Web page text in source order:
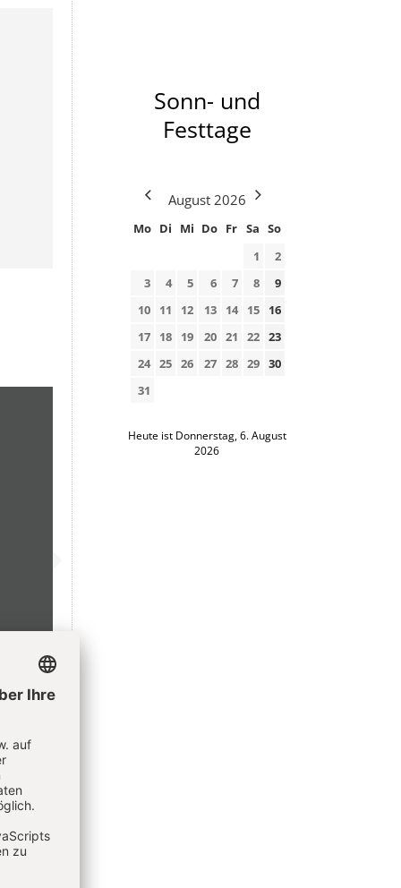
Sonn- und
Festtage
August 2026
Mo Di Mi Do Fr Sa So
1
2
3
4 5 6 7 8
9
10
11 12 13 14 15
16
17
18 19 20 21 22 23
24 25 26 27 28 29 30
31
Heute ist Donnerstag, 6. August
2026